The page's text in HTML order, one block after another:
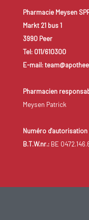
Pharmacie Meysen
Markt 21 bus 1
3990 Peer
Tel: 011/610300
E-mail:
Pharmacien
Meysen Patrick
Numéro
B.T.W.nr.:BE